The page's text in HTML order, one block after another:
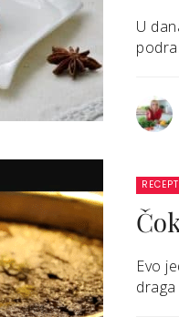
U
Evo